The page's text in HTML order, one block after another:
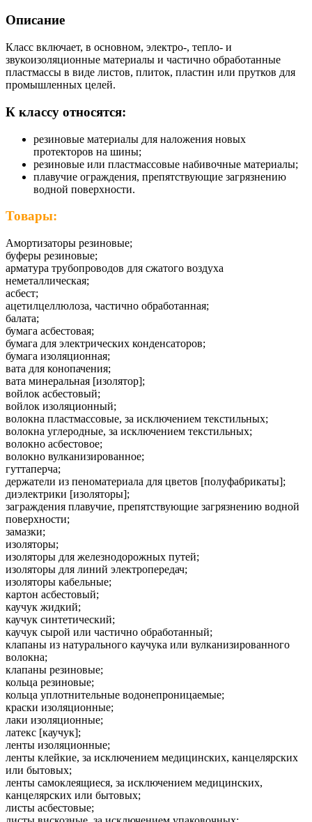
Описание
Класс включает, в основном, электро-, тепло- и
звукоизоляционные материалы и частично обработанные
пластмассы в виде листов, плиток, пластин или прутков для
промышленных целей.
К классу относятся:
резиновые материалы для наложения новых
протекторов на шины;
резиновые или пластмассовые набивочные материалы;
плавучие ограждения, препятствующие загрязнению
водной поверхности.
Товары:
Амортизаторы резиновые;
буферы резиновые;
арматура трубопроводов для сжатого воздуха
неметаллическая;
асбест;
ацетилцеллюлоза, частично обработанная;
балата;
бумага асбестовая;
бумага для электрических конденсаторов;
бумага изоляционная;
вата для конопачения;
вата минеральная [изолятор];
войлок асбестовый;
войлок изоляционный;
волокна пластмассовые, за исключением текстильных;
волокна углеродные, за исключением текстильных;
волокно асбестовое;
волокно вулканизированное;
гуттаперча;
держатели из пеноматериала для цветов [полуфабрикаты];
диэлектрики [изоляторы];
заграждения плавучие, препятствующие загрязнению водной
поверхности;
замазки;
изоляторы;
изоляторы для железнодорожных путей;
изоляторы для линий электропередач;
изоляторы кабельные;
картон асбестовый;
каучук жидкий;
каучук синтетический;
каучук сырой или частично обработанный;
клапаны из натурального каучука или вулканизированного
волокна;
клапаны резиновые;
кольца резиновые;
кольца уплотнительные водонепроницаемые;
краски изоляционные;
лаки изоляционные;
латекс [каучук];
ленты изоляционные;
ленты клейкие, за исключением медицинских, канцелярских
или бытовых;
ленты самоклеящиеся, за исключением медицинских,
канцелярских или бытовых;
листы асбестовые;